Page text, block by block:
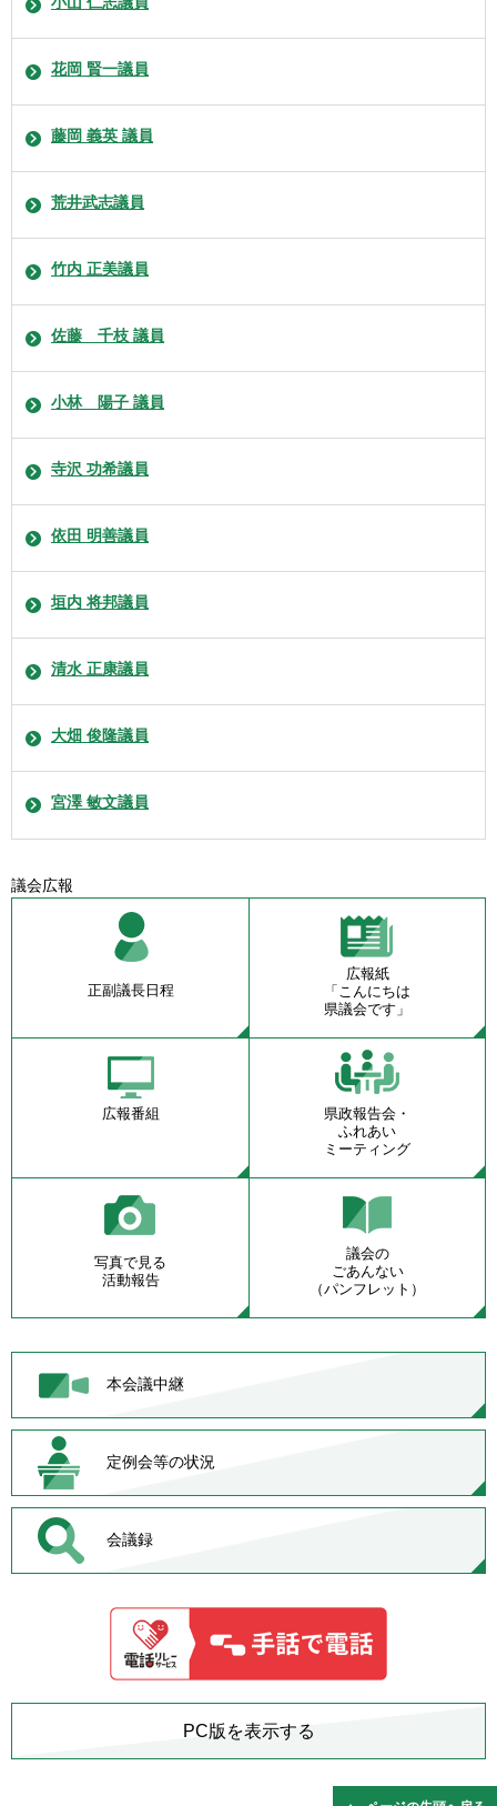
花岡 賢一議員
藤岡 義英 議員
荒井武志議員
竹内 正美議員
佐藤 千枝 議員
小林 陽子 議員
寺沢 功希議員
依田 明善議員
垣内 将邦議員
清水 正康議員
大畑 俊隆議員
宮澤 敏文議員
議会広報
正副議長日程
広報紙
「こんにちは
県議会です」
広報番組
県政報告会・
ふれあい
ミーティング
写真で見る
活動報告
議会の
ごあんない
（パンフレット）
本会議中継
定例会等の状況
会議録
PC版を表示する